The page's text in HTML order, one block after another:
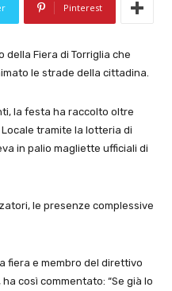
Pinterest
della Fiera di Torriglia che
le strade della cittadina.
la festa ha raccolto oltre
tramite la lotteria di
in palio magliette ufficiali di
le presenze complessive
fiera e membro del direttivo
così commentato: “Se già lo